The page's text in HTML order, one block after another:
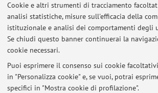
Cookie e altri strumenti di tracciamento
analisi statistiche, misure sull'efficacia della
istituzionale e analisi dei comportamenti degli
Se chiudi questo banner continuerai la
cookie necessari.
Puoi esprimere il consenso sui cookie
in "Personalizza cookie" e, se vuoi, potrai
specifici in "Mostra cookie di profilazione".
Dipartimento di Ingegneria Civile,
dei Materiali
Viale del Risorgimento 2, Bologna -
Vai
Ultimi avvisi